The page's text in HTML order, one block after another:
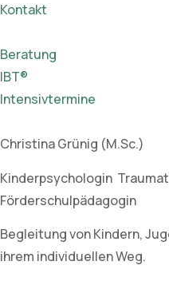
Kontakt
Beratung
IBT®
Intensivtermine
Christina Grünig (M.Sc.)
Kinderpsychologin
Förderschulpädagogin
Begleitung von Kindern,
ihrem individuellen Weg.